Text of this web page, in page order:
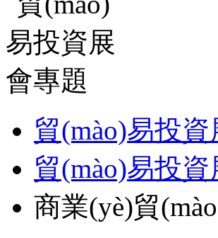
貿(mào)易投資
貿(mào)易投
商業(yè)貿